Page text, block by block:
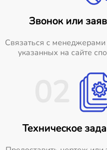
Звонок или
Cвязаться с
указанных на сайте
Техническое